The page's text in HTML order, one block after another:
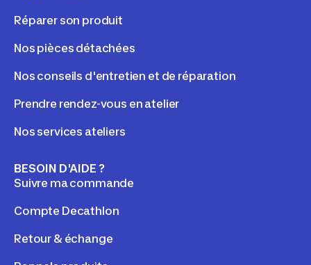
Réparer son produit
Nos pièces détachées
Nos conseils d'entretien et de réparation
Prendre rendez-vous en atelier
Nos services ateliers
BESOIN D'AIDE ?
Suivre ma commande
Compte Decathlon
Retour & échange